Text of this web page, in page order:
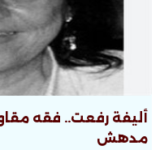
أليفة رفعت.. فقه
مدهش